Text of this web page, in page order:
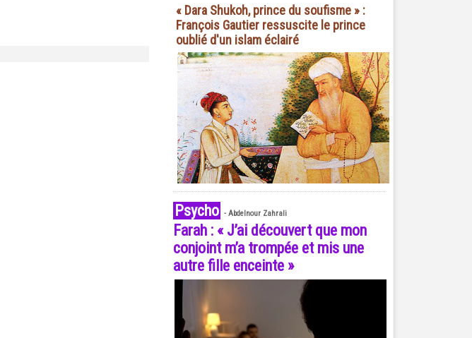
« Dara Shukoh, prince du soufisme » :
François Gautier ressuscite le prince
oublié d'un islam éclairé
Psycho - Abdelnour Zahrali
Farah : « J’ai découvert que mon
conjoint m’a trompée et mis une
autre fille enceinte »